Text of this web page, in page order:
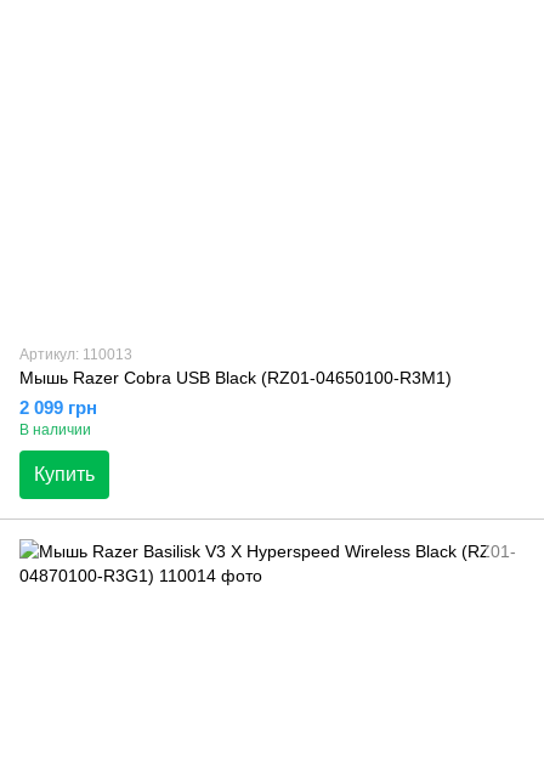
Артикул: 110013
Мышь Razer Cobra USB Black (RZ01-04650100-R3M1)
2 099 грн
В наличии
Купить